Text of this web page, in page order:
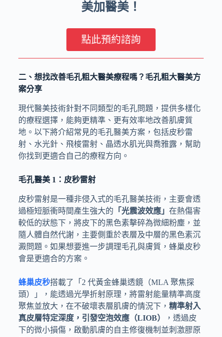
美加醫美！
點此預約諮詢
二、想找改善毛孔粗大醫美療程嗎？毛孔粗大醫美方
案分享
現代醫美技術針對不同類型的毛孔問題，提供多樣化
的療程選擇，能夠更精準、更有效率地改善肌膚質
地。以下將介紹常見的毛孔醫美方案，包括皮秒雷
射、水光針、飛梭雷射、晶透水肌光與喬雅露，幫助
你找到更適合自己的療程方向。
毛孔醫美 1：皮秒雷射
皮秒雷射是一種非侵入式的毛孔醫美技術，主要會透
過極短脈衝時間產生強大的 「光震波效應」 在熱傷害
較低的狀態下，將皮下的黑色素擊碎為微細粉塵，並
隨人體自然代謝，主要側重於表層及中層的黑色素沉
澱問題。如果想要進一步調理毛孔與膚質，蜂巢皮秒
會是更適合的方案。
蜂巢皮秒搭載了「2 代黃金蜂巢透鏡（MLA 聚焦探
頭）」，能透過光學折射原理，將雷射能量精準高度
聚焦並放大，在不破壞表層肌膚的情況下， 精準射入
真皮層特定深度，引發空泡效應（LIOB）
，透過皮
下的微小損傷，啟動肌膚的自主修復機制並刺激膠原